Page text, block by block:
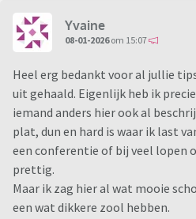
Yvaine
08-01-2026om 15:07
Heel erg bedankt voor al jullie
uit gehaald. Eigenlijk heb ik
iemand anders hier ook al
plat, dun en hard is waar ik last
een conferentie of bij veel lopen
prettig.
Maar ik zag hier al wat mooie
een wat dikkere zool hebben.